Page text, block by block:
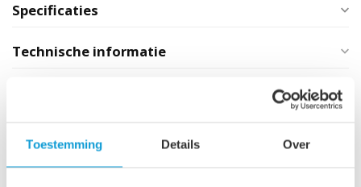
Toestemming Details Over
Specificaties
Technische informatie
Badkamerkast Paso 35 x 35
x 160 cm - hoogglans zwart
Op voorraad
€149,00